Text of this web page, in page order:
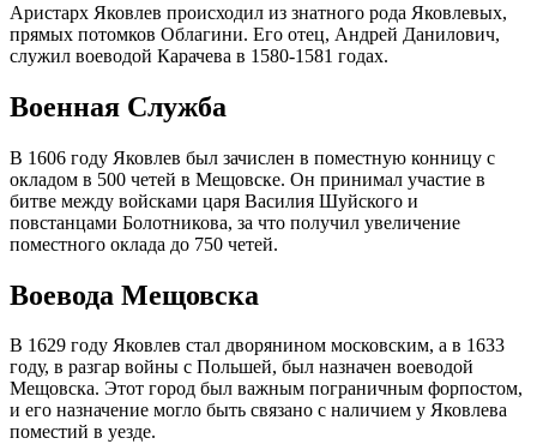
Аристарх Яковлев происходил из знатного рода Яковлевых,
прямых потомков Облагини. Его отец, Андрей Данилович,
служил воеводой Карачева в 1580-1581 годах.
Военная Служба
В 1606 году Яковлев был зачислен в поместную конницу с
окладом в 500 четей в Мещовске. Он принимал участие в
битве между войсками царя Василия Шуйского и
повстанцами Болотникова, за что получил увеличение
поместного оклада до 750 четей.
Воевода Мещовска
В 1629 году Яковлев стал дворянином московским, а в 1633
году, в разгар войны с Польшей, был назначен воеводой
Мещовска. Этот город был важным пограничным форпостом,
и его назначение могло быть связано с наличием у Яковлева
поместий в уезде.